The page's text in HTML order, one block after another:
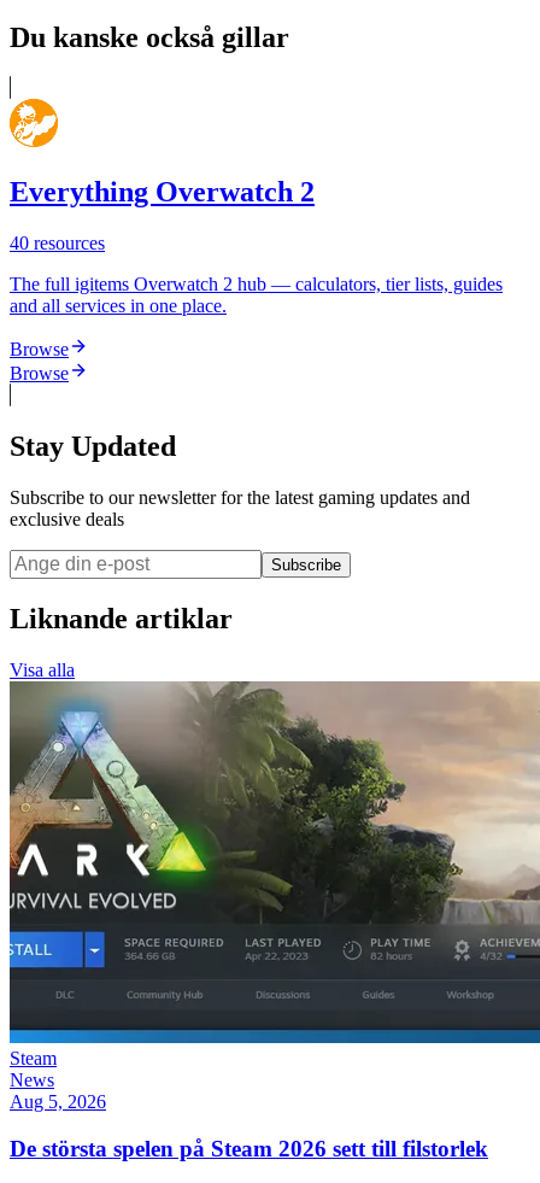
Du kanske också gillar
Everything Overwatch 2
40 resources
The full igitems Overwatch 2 hub — calculators, tier lists, guides
and all services in one place.
Browse
Browse
Stay Updated
Subscribe to our newsletter for the latest gaming updates and
exclusive deals
Subscribe
Liknande artiklar
Visa alla
Steam
News
Aug 5, 2026
De största spelen på Steam 2026 sett till filstorlek